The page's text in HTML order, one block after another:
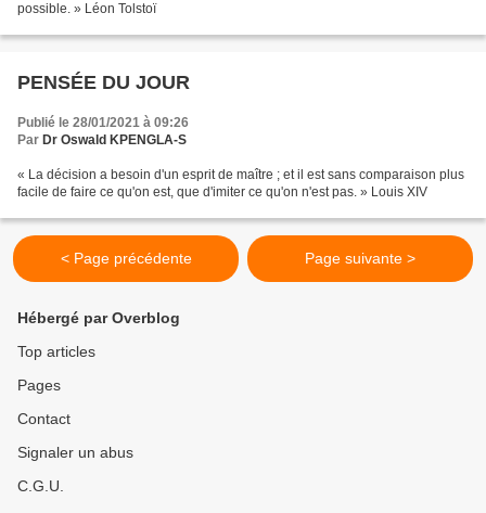
possible. » Léon Tolstoï
PENSÉE DU JOUR
Publié le 28/01/2021 à 09:26
Par Dr Oswald KPENGLA-S
« La décision a besoin d'un esprit de maître ; et il est sans comparaison plus
facile de faire ce qu'on est, que d'imiter ce qu'on n'est pas. » Louis XIV
< Page précédente Page suivante >
Hébergé par Overblog
Top articles
Pages
Contact
Signaler un abus
C.G.U.